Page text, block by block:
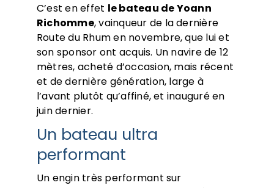
C’est en effet le bateau de Yoann
Richomme, vainqueur de la dernière
Route du Rhum en novembre, que lui et
son sponsor ont acquis. Un navire de 12
mètres, acheté d’occasion, mais récent
et de dernière génération, large à
l’avant plutôt qu’affiné, et inauguré en
juin dernier.
Un bateau ultra
performant
Un engin très performant sur